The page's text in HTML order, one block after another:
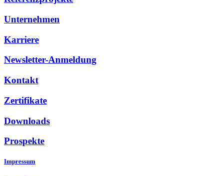
Unternehmen
Karriere
Newsletter-Anmeldung
Kontakt
Zertifikate
Downloads
Prospekte
Impressum